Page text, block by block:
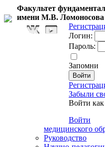
Факультет
имени М.В. Ломоносова
Логин:
Пароль:
Запомни
Забыли
Войти как
Войти
медицинского
Руководство